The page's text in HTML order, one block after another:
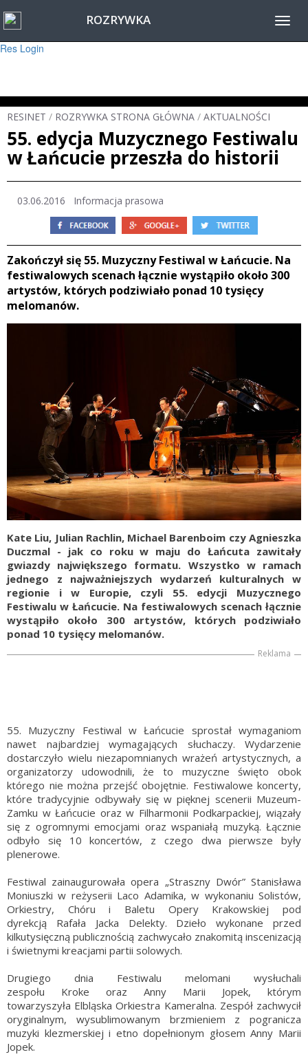
Warning
: session_start(): Failed to read session data: user (path: ) in
Res Login
ROZRYWKA
RESINET / ROZRYWKA STRONA GŁÓWNA / AKTUALNOŚCI
55. edycja Muzycznego Festiwalu
w Łańcucie przeszła do historii
03.06.2016 Informacja prasowa
Zakończył się 55. Muzyczny Festiwal w Łańcucie. Na
festiwalowych scenach łącznie wystąpiło około 300
artystów, których podziwiało ponad 10 tysięcy
melomanów.
Kate Liu, Julian Rachlin, Michael Barenboim czy Agnieszka
Duczmal - jak co roku w maju do Łańcuta zawitały
gwiazdy największego formatu. Wszystko w ramach
jednego z najważniejszych wydarzeń kulturalnych w
regionie i w Europie, czyli 55. edycji Muzycznego
Festiwalu w Łańcucie. Na festiwalowych scenach łącznie
wystąpiło około 300 artystów, których podziwiało
ponad 10 tysięcy melomanów.
Reklama
55. Muzyczny Festiwal w Łańcucie sprostał wymaganiom
nawet najbardziej wymagających słuchaczy. Wydarzenie
dostarczyło wielu niezapomnianych wrażeń artystycznych, a
organizatorzy udowodnili, że to muzyczne święto obok
którego nie można przejść obojętnie. Festiwalowe koncerty,
które tradycyjnie odbywały się w pięknej scenerii Muzeum-
Zamku w Łańcucie oraz w Filharmonii Podkarpackiej, wiązały
się z ogromnymi emocjami oraz wspaniałą muzyką. Łącznie
odbyło się 10 koncertów, z czego dwa pierwsze były
plenerowe.
Festiwal zainaugurowała opera „Straszny Dwór” Stanisława
Moniuszki w reżyserii Laco Adamika, w wykonaniu Solistów,
Orkiestry, Chóru i Baletu Opery Krakowskiej pod
dyrekcją Rafała Jacka Delekty. Dzieło wykonane przed
kilkutysięczną publicznością zachwycało znakomitą inscenizacją
i świetnymi kreacjami partii solowych.
Drugiego dnia Festiwalu melomani wysłuchali
zespołu Kroke oraz Anny Marii Jopek, którym
towarzyszyła Elbląska Orkiestra Kameralna. Zespół zachwycił
oryginalnym, wysublimowanym brzmieniem z pogranicza
muzyki klezmerskiej i etno dopełnionym głosem Anny Marii
Jopek.